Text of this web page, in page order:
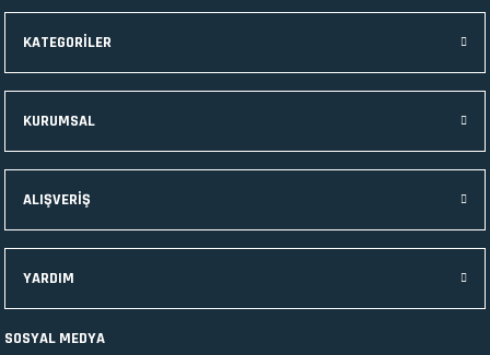
Ürün fiyatı diğer sitelerden daha pahalı.
Bu ürüne benzer farklı alternatifler olmalı.
KATEGORİLER
KURUMSAL
ALIŞVERİŞ
YARDIM
SOSYAL MEDYA